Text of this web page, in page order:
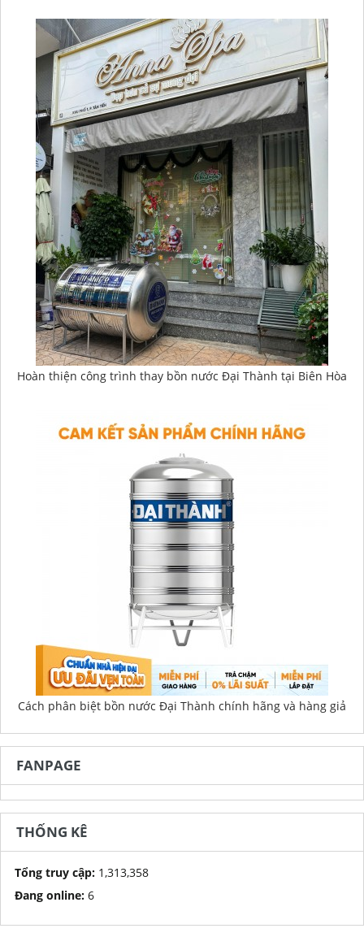
Hoàn thiện công trình thay bồn nước Đại Thành tại Biên Hòa
Cách phân biệt bồn nước Đại Thành chính hãng và hàng giả
FANPAGE
THỐNG KÊ
Tổng truy cập: 1,313,358
Đang online: 6